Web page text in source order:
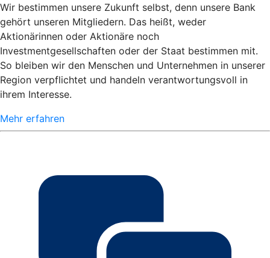
Wir bestimmen unsere Zukunft selbst, denn unsere Bank
gehört unseren Mitgliedern. Das heißt, weder
Aktionärinnen oder Aktionäre noch
Investmentgesellschaften oder der Staat bestimmen mit.
So bleiben wir den Menschen und Unternehmen in unserer
Region verpflichtet und handeln verantwortungsvoll in
ihrem Interesse.
Mehr erfahren